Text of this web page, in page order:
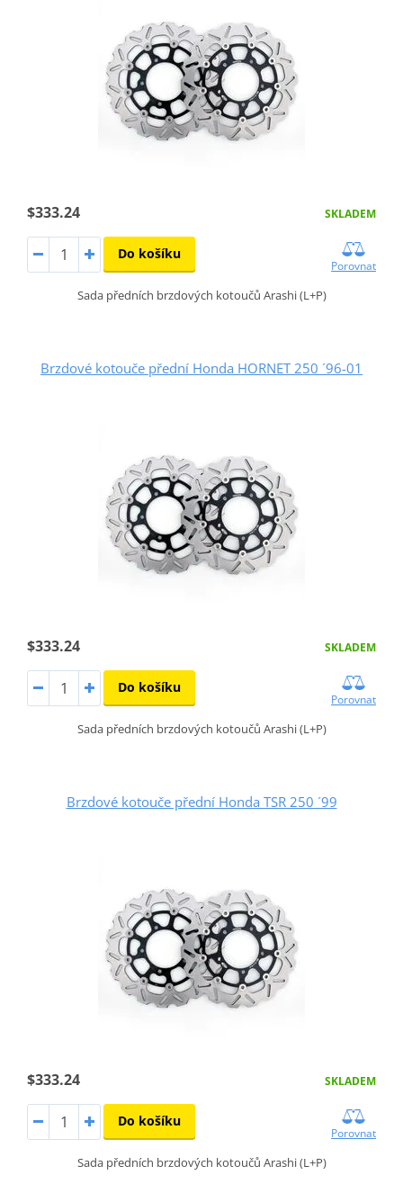
$333.24 SKLADEM
Do košíku
Porovnat
Sada předních brzdových kotoučů Arashi (L+P)
Brzdové kotouče přední Honda HORNET 250 ´96-01
$333.24 SKLADEM
Do košíku
Porovnat
Sada předních brzdových kotoučů Arashi (L+P)
Brzdové kotouče přední Honda TSR 250 ´99
$333.24 SKLADEM
Do košíku
Porovnat
Sada předních brzdových kotoučů Arashi (L+P)